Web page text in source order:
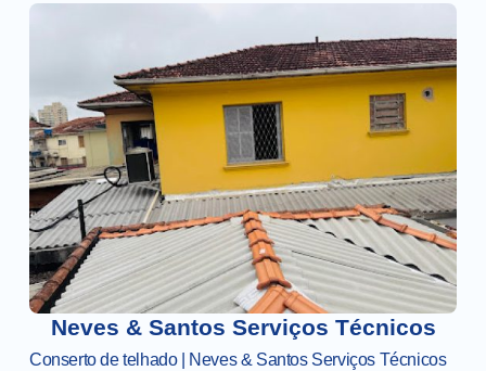
Neves & Santos Serviços Técnicos
Conserto de telhado | Neves & Santos Serviços Técnicos